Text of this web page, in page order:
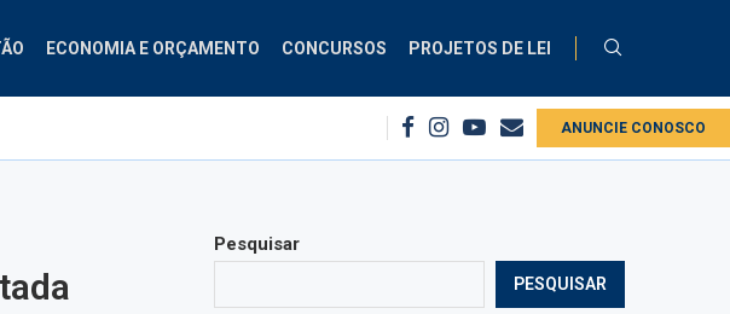
ECONOMIA E ORÇAMENTO CONCURSOS PROJETOS DE LEI
Projeto cria regras para contestação de consignados no
ANUNCIE CONOSCO
Pesquisar
PESQUISAR